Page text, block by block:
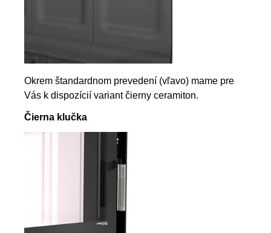
Okrem štandardnom prevedení (vľavo) mame pre
Vás k dispozícií variant čierny ceramiton.
Čierna klučka